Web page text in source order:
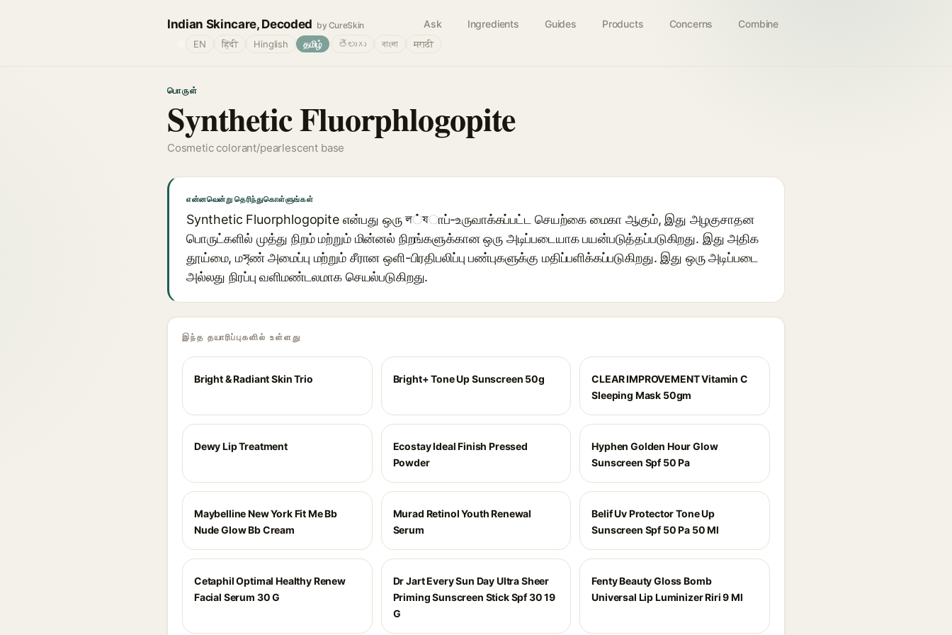
Indian Skincare, Decoded by CureSkin Ask Ingredients Guides Products Concerns Combine
EN हिंदी Hinglish தமிழ் తెలుగు বাংলা मराठी
பொருள்
Synthetic Fluorphlogopite
Cosmetic colorant/pearlescent base
என்னவென்று தெரிந்துகொள்ளுங்கள்
Synthetic Fluorphlogopite என்பது ஒரு ল்যாப்-உருவாக்கப்பட்ட செயற்கை மைகா ஆகும், இது அழகுசாதன
பொருட்களில் முத்து நிறம் மற்றும் மின்னல் நிறங்களுக்கான ஒரு அடிப்படையாக பயன்படுத்தப்படுகிறது. இது அதிக
தூய்மை, மসৃண் அமைப்பு மற்றும் சீரான ஒளி-பிரதிபலிப்பு பண்புகளுக்கு மதிப்பளிக்கப்படுகிறது. இது ஒரு அடிப்படை
அல்லது நிரப்பு வளிமண்டலமாக செயல்படுகிறது.
இந்த தயாரிப்புகளில் உள்ளது
Bright & Radiant Skin Trio Bright+ Tone Up Sunscreen 50g
CLEAR IMPROVEMENT Vitamin C
Sleeping Mask 50gm
Dewy Lip Treatment
Ecostay Ideal Finish Pressed
Powder
Hyphen Golden Hour Glow
Sunscreen Spf 50 Pa
Maybelline New York Fit Me Bb
Nude Glow Bb Cream
Murad Retinol Youth Renewal
Serum
Belif Uv Protector Tone Up
Sunscreen Spf 50 Pa 50 Ml
Cetaphil Optimal Healthy Renew
Facial Serum 30 G
Dr Jart Every Sun Day Ultra Sheer
Priming Sunscreen Stick Spf 30 19
G
Fenty Beauty Gloss Bomb
Universal Lip Luminizer Riri 9 Ml